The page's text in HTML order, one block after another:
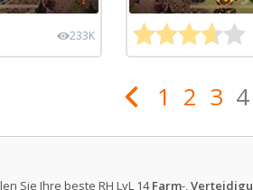
233K
1 2 3 4
Sie Ihre beste RH LvL 14Farm-,